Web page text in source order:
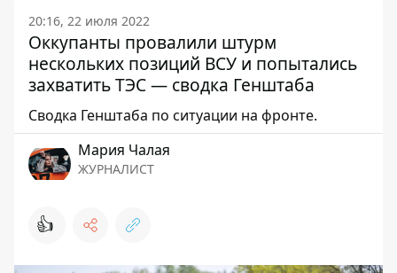
20:16, 22 июля 2022
Оккупанты провалили штурм
нескольких позиций ВСУ и попытались
захватить ТЭС — сводка Генштаба
Сводка Генштаба по ситуации на фронте.
Мария Чалая
ЖУРНАЛИСТ
👍